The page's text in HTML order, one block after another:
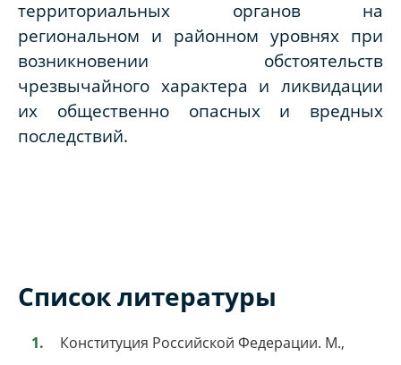
территориальных органов на
региональном и районном уровнях при
возникновении обстоятельств
чрезвычайного характера и ликвидации
их общественно опасных и вредных
последствий.
Список литературы
Конституция Российской Федерации. М.,